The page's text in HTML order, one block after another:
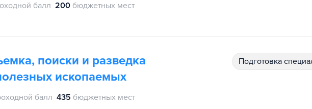
балл 200 бюджетных мест
поиски и разведка
ископаемых
подготовка
балл 435 бюджетных мест